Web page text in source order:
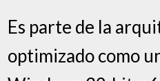
Es parte de la
optimizado como